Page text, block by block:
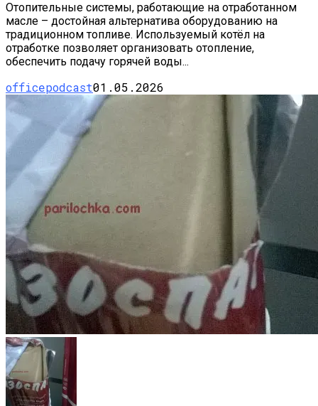
Отопительные системы, работающие на отработанном
масле – достойная альтернатива оборудованию на
традиционном топливе. Используемый котёл на
отработке позволяет организовать отопление,
обеспечить подачу горячей воды...
officepodcast01.05.2026